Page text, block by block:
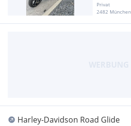
Privat
2482
Harley-Davidson Road Glide